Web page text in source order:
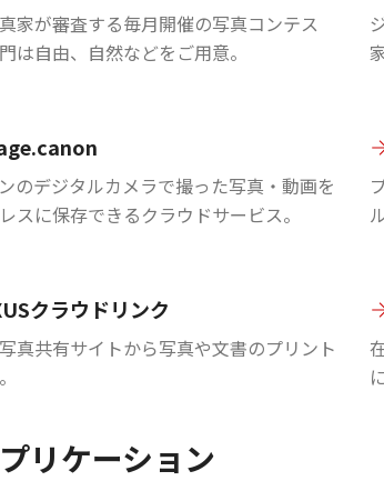
家が審査する毎月開催の写真コンテス
は自由、自然などをご用意。
のデジタルカメラで撮った写真・動画を
スに保存できるクラウドサービス。
クラウドリンク
真共有サイトから写真や文書のプリント
リケーション